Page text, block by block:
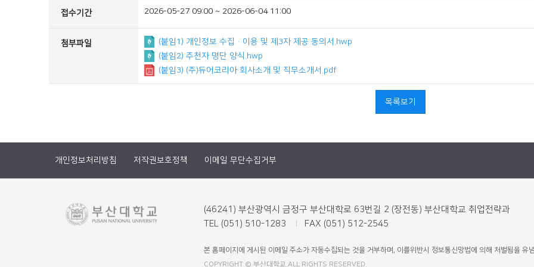
접수기간 2026-05-27 09:00 ~ 2026-06-04 11:00
첨부파일
(붙임1) 개인정보 수집·이용 및 제3자 제공 동의서.hwp
(붙임2) 추천자 명단 양식.hwp
(붙임3) (주)듀어코리아 회사소개 및 직무소개서.pdf
목록보기
개인정보처리방침 저작권보호정책 이메일 무단수집거부
(46241) 부산광역시 금정구 부산대학로 63번길 2 (장전동) 부산대학교 취업전략과
TEL (051) 510-1283
FAX (051) 512-2545
본 홈페이지에 게시된 이메일 주소가 자동수집되는 것을 거부하며, 이를위반시 정보통신망법에 의해 처벌됨을 유
COPYRIGHT © 부산대학교.ALL RIGHTS RESERVED.